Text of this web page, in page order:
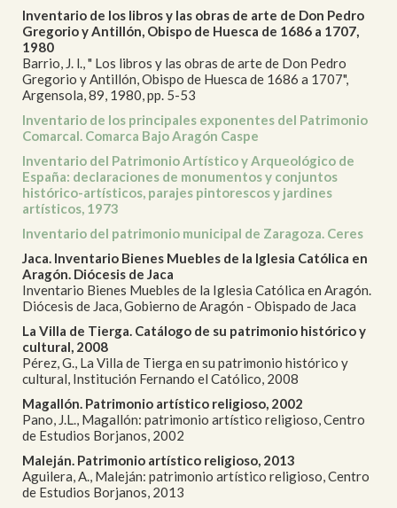
Inventario de los libros y las obras de arte de Don Pedro
Gregorio y Antillón, Obispo de Huesca de 1686 a 1707,
1980
Barrio, J. l., " Los libros y las obras de arte de Don Pedro
Gregorio y Antillón, Obispo de Huesca de 1686 a 1707",
Argensola, 89, 1980, pp. 5-53
Inventario de los principales exponentes del Patrimonio
Comarcal. Comarca Bajo Aragón Caspe
Inventario del Patrimonio Artístico y Arqueológico de
España: declaraciones de monumentos y conjuntos
histórico-artísticos, parajes pintorescos y jardines
artísticos, 1973
Inventario del patrimonio municipal de Zaragoza. Ceres
Jaca. Inventario Bienes Muebles de la Iglesia Católica en
Aragón. Diócesis de Jaca
Inventario Bienes Muebles de la Iglesia Católica en Aragón.
Diócesis de Jaca, Gobierno de Aragón - Obispado de Jaca
La Villa de Tierga. Catálogo de su patrimonio histórico y
cultural, 2008
Pérez, G., La Villa de Tierga en su patrimonio histórico y
cultural, Institución Fernando el Católico, 2008
Magallón. Patrimonio artístico religioso, 2002
Pano, J.L., Magallón: patrimonio artístico religioso, Centro
de Estudios Borjanos, 2002
Maleján. Patrimonio artístico religioso, 2013
Aguilera, A., Maleján: patrimonio artístico religioso, Centro
de Estudios Borjanos, 2013